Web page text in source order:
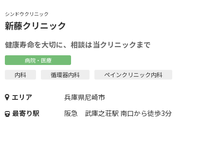
シンドウクリニック
新藤クリニック
健康寿命を大切に、相談は当クリニックまで
病院・医療
内科 循環器内科 ペインクリニック内科
エリア
兵庫県尼崎市
最寄り駅
阪急 武庫之荘駅 南口から徒歩3分